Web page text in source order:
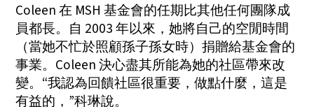
Coleen 在 MSH 基金會的任期比其他任何團隊成
員都長。自 2003 年以來，她將自己的空閒時間
（當她不忙於照顧孫子孫女時）捐贈給基金會的
事業。Coleen 決心盡其所能為她的社區帶來改
變。“我認為回饋社區很重要，做點什麼，這是
有益的，”科琳說。